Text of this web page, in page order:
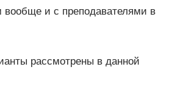
и с преподавателями в
рассмотрены в данной